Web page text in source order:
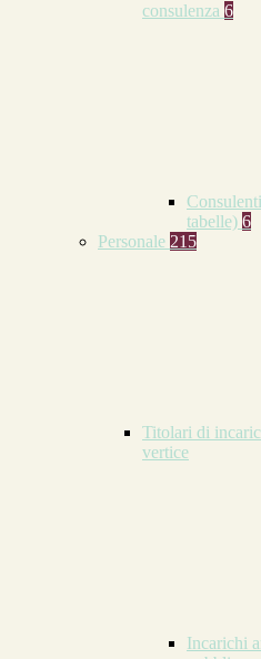
consulenza 6
tabelle) 6
Personale 215
Titolari di
vertice
Incarichi